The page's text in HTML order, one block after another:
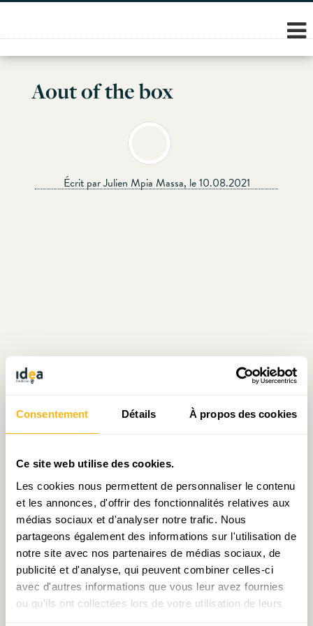
Consentement Détails À propos des cookies
Ce site web utilise des cookies.
Les cookies nous permettent de personnaliser le contenu
et les annonces, d'offrir des fonctionnalités relatives aux
médias sociaux et d'analyser notre trafic. Nous
partageons également des informations sur l'utilisation de
notre site avec nos partenaires de médias sociaux, de
publicité et d'analyse, qui peuvent combiner celles-ci
avec d'autres informations que vous leur avez fournies
ou qu'ils ont collectées lors de votre utilisation de leurs
Skip
content
Aout of the box
Écrit par Julien Mpia Massa, le 10.08.2021
Écrit par Julien Mpia Massa
Prendre contact avec Julien Mpia Massa
Partager: